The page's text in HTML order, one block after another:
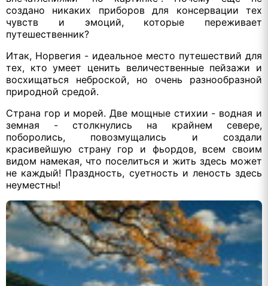
создано никаких приборов для консервации тех
чувств и эмоций, которые переживает
путешественник?
Итак, Норвегия - идеальное место путешествий для
тех, кто умеет ценить величественные пейзажи и
восхищаться неброской, но очень разнообразной
природной средой.
Страна гор и морей. Две мощные стихии - водная и
земная - столкнулись на крайнем севере,
поборолись, повозмущались и создали
красивейшую страну гор и фьордов, всем своим
видом намекая, что поселиться и жить здесь может
не каждый! Праздность, суетность и леность здесь
неуместны!